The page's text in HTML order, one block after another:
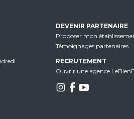
DEVENIR PARTENAIRE
Proposer mon
Témoignages partenaires
RECRUTEMENT
Ouvrir une agence